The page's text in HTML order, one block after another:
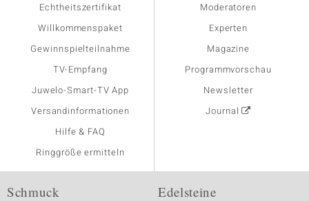
Echtheitszertifikat
Willkommenspaket
Gewinnspielteilnahme
TV-Empfang
Juwelo-Smart-TV App
Versandinformationen
Hilfe & FAQ
Ringgröße ermitteln
Moderatoren
Experten
Magazine
Programmvorschau
Newsletter
Journal
Schmuck Edelsteine